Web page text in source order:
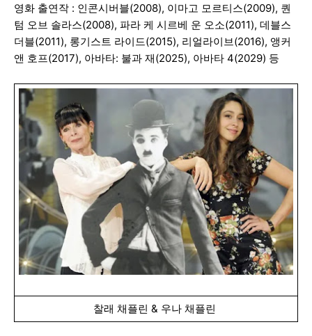
영화 출연작 : 인콘시버블(2008), 이마고 모르티스(2009), 퀀
텀 오브 솔라스(2008), 파라 케 시르베 운 오소(2011), 데블스
더블(2011), 롱기스트 라이드(2015), 리얼라이브(2016), 앵커
앤 호프(2017), 아바타: 불과 재(2025), 아바타 4(2029) 등
찰래 채플린 & 우나 채플린